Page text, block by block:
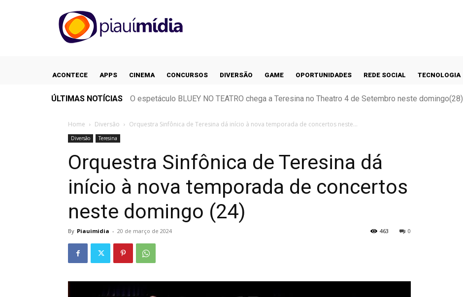
ACONTECE APPS CINEMA CONCURSOS DIVERSÃO GAME OPORTUNIDADES REDE SOCIAL TECNOLOGIA
ÚLTIMAS NOTÍCIAS O espetáculo BLUEY NO TEATRO chega a Teresina no Theatro 4 de Setembro neste domingo(28)
Home Diversão Orquestra Sinfônica de Teresina dá início à nova temporada de concertos neste...
Diversão Teresina
Orquestra Sinfônica de Teresina dá
início à nova temporada de concertos
neste domingo (24)
By Piauimidia - 20 de março de 2024 0
463